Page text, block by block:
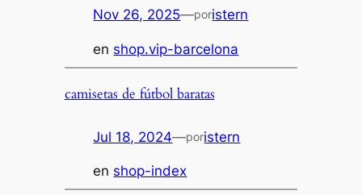
Nov 26, 2025—poristern
en shop.vip-barcelona
camisetas de fútbol baratas
Jul 18, 2024—poristern
en shop-index